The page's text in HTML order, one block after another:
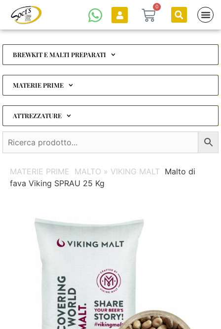
0
BREWKIT E MALTI PREPARATI
MATERIE PRIME
ATTREZZATURE
MATERIE PRIME MALTO » VIKING MALT Malto di
fava Viking SPRAU 25 Kg